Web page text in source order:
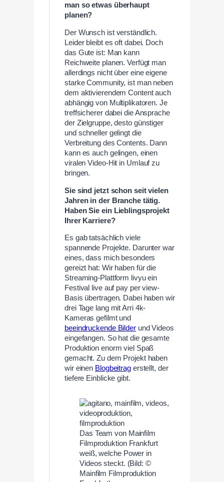
man so etwas überhaupt
planen?
Der Wunsch ist verständlich.
Leider bleibt es oft dabei. Doch
das Gute ist: Man kann
Reichweite planen. Verfügt man
allerdings nicht über eine eigene
starke Community, ist man neben
dem aktivierendem Content auch
abhängig von Multiplikatoren. Je
treffsicherer dabei die Ansprache
der Zielgruppe, desto günstiger
und schneller gelingt die
Verbreitung des Contents. Dann
kann es auch gelingen, einen
viralen Video-Hit in Umlauf zu
bringen.
Sie sind jetzt schon seit vielen
Jahren in der Branche tätig.
Haben Sie ein Lieblingsprojekt
Ihrer Karriere?
Es gab tatsächlich viele
spannende Projekte. Darunter war
eines, dass mich besonders
gereizt hat: Wir haben für die
Streaming-Plattform livyu ein
Festival live auf pay per view-
Basis übertragen. Dabei haben wir
drei Tage lang mit Arri 4k-
Kameras gefilmt und
beeindruckende Bilderund Videos
eingefangen. So hat die gesamte
Produktion enorm viel Spaß
gemacht. Zu dem Projekt haben
wir einen Blogbeitragerstellt, der
tiefere Einblicke gibt.
Das Team von Mainfilm
Filmproduktion Frankfurt
weiß, welche Power in
Videos steckt. (Bild: ©
Mainfilm Filmproduktion